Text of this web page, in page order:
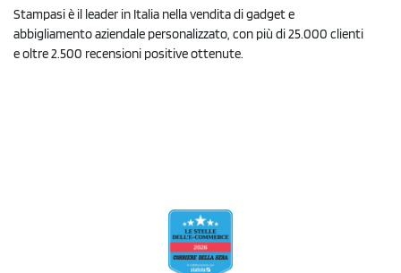
Stampasi è il leader in Italia nella vendita di gadget e
abbigliamento aziendale personalizzato, con più di 25.000 clienti
e oltre 2.500 recensioni positive ottenute.